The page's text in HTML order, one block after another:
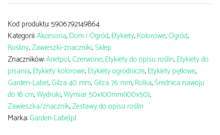
ogrodowa
zawieszka/znacznik
CZERWONE
(50x100mm)
2000szt
Kod produktu:5906792149864
Kategorii:Akcesoria, Dom i Ogród, Etykiety, Kolorowe, Ogród,
Rośliny,Zawieszki-znaczniki, Sklep
Znaczników:Anetpol, Czerwone, Etykiety do opisu roślin, Etykiety do
pisania, Etykiety kolorowe, Etykiety ogrodnicze, Etykiety pętlowe,
Garden-Label, Gilza 40 mm, Gilza 76 mm, Rolka,Średnica nawoju
do 18 cm,Wydruki,Wymiar 50x100mm(100x50),
Zawieszka/znacznik,Zestawy do opisu roślin
Marka: Garden-Label.pl